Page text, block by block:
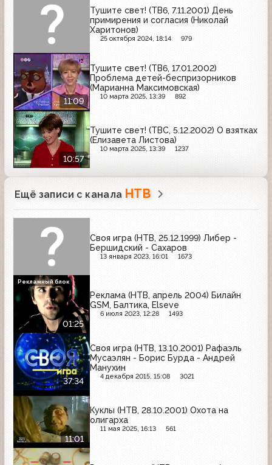
Тушите свет! (ТВ6, 7.11.2001) День
примирения и согласия (Николай
Харитонов)
25 октября 2024, 18:14 979
11:09
Тушите свет! (ТВ6, 17.01.2002)
Проблема детей-беспризорников
(Марианна Максимовская)
10 марта 2025, 13:39 892
10:57
Тушите свет! (ТВС, 5.12.2002) О взятках
(Елизавета Листова)
10 марта 2025, 13:39 1237
Ещё записи с канала НТВ
Своя игра (НТВ, 25.12.1999) Либер -
Бершидский - Сахаров
13 января 2023, 16:01 1673
01:25
Реклама (НТВ, апрель 2004) Билайн
GSM, Балтика, Elseve
6 июля 2023, 12:28 1493
Рекламный блок
37:34
Своя игра (НТВ, 13.10.2001) Рафаэль
Мусаэлян - Борис Бурда - Андрей
Манухин
4 декабря 2015, 15:08 3021
11:01
Куклы (НТВ, 28.10.2001) Охота на
олигарха
11 мая 2025, 16:13 561